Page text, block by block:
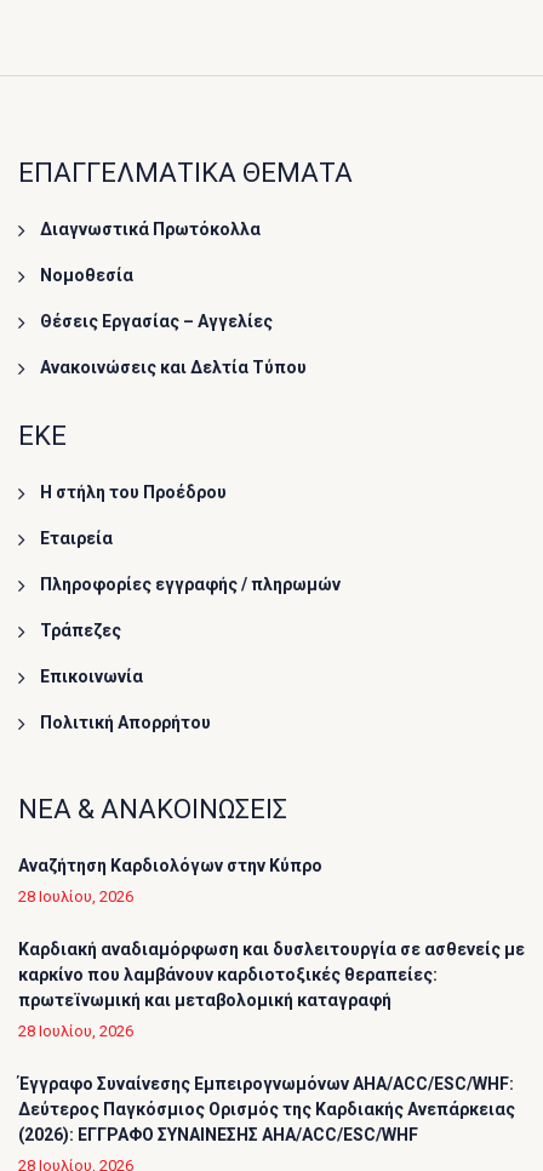
ΕΠΑΓΓΕΛΜΑΤΙΚΑ ΘΕΜΑΤΑ
Διαγνωστικά Πρωτόκολλα
Νομοθεσία
Θέσεις Εργασίας – Αγγελίες
Ανακοινώσεις και Δελτία Τύπου
ΕΚΕ
Η στήλη του Προέδρου
Εταιρεία
Πληροφορίες εγγραφής / πληρωμών
Τράπεζες
Επικοινωνία
Πολιτική Απορρήτου
ΝΕΑ & ΑΝΑΚΟΙΝΩΣΕΙΣ
Αναζήτηση Καρδιολόγων στην Κύπρο
28 Ιουλίου, 2026
Καρδιακή αναδιαμόρφωση και δυσλειτουργία σε ασθενείς με
καρκίνο που λαμβάνουν καρδιοτοξικές θεραπείες:
πρωτεϊνωμική και μεταβολομική καταγραφή
28 Ιουλίου, 2026
Έγγραφο Συναίνεσης Εμπειρογνωμόνων AHA/ACC/ESC/WHF:
Δεύτερος Παγκόσμιος Ορισμός της Καρδιακής Ανεπάρκειας
(2026): ΕΓΓΡΑΦΟ ΣΥΝΑΙΝΕΣΗΣ AHA/ACC/ESC/WHF
28 Ιουλίου, 2026